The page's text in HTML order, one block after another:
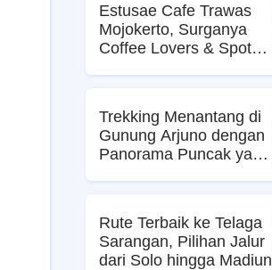
Estusae Cafe Trawas
Mojokerto, Surganya
Coffee Lovers & Spot
Trekking Menantang di
Gunung Arjuno dengan
Panorama Puncak yang
Rute Terbaik ke Telaga
Sarangan, Pilihan Jalur
dari Solo hingga Madiun